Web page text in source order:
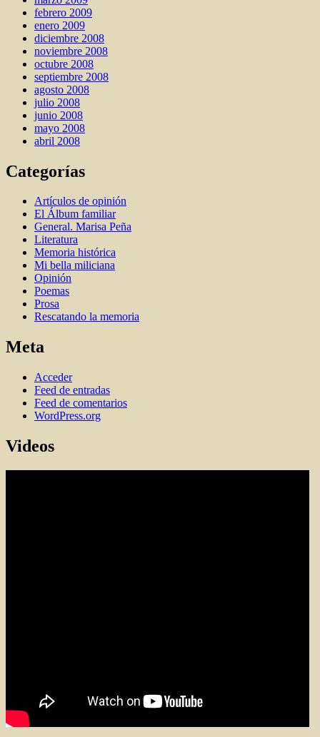
febrero 2009
enero 2009
diciembre 2008
noviembre 2008
octubre 2008
septiembre 2008
agosto 2008
julio 2008
junio 2008
mayo 2008
abril 2008
Categorías
Artí­culos de opinión
El Álbum familiar
General. Marisa Peña
Literatura
Memoria histórica
Mi bella miliciana
Opinión
Poemas
Prosa
Rescatando la memoria
Meta
Acceder
Feed de entradas
Feed de comentarios
WordPress.org
Videos